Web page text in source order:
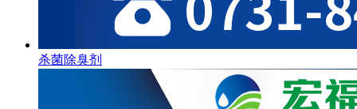
杀菌除臭剂